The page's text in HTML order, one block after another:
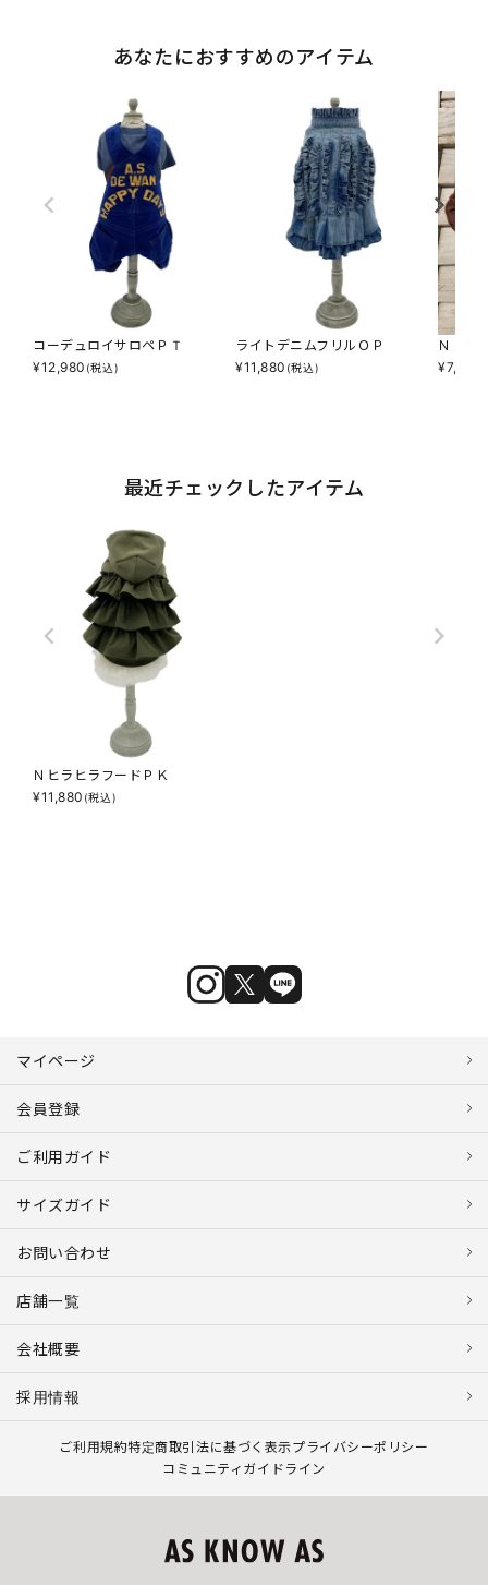
あなたにおすすめのアイテム
コーデュロイサロペＰＴ
¥12,980 (税込)
ライトデニムフリルＯＰ
¥11,880 (税込)
ＮＡＳ
¥7,590
最近チェックしたアイテム
ＮヒラヒラフードＰＫ
¥11,880 (税込)
マイページ
会員登録
ご利用ガイド
サイズガイド
お問い合わせ
店舗一覧
会社概要
採用情報
ご利用規約特定商取引法に基づく表示プライバシーポリシー
コミュニティガイドライン